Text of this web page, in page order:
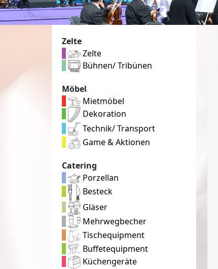
Zelte
Zelte
Bühnen/ Tribünen
Möbel
Mietmöbel
Dekoration
Technik/ Transport
Game & Aktionen
Catering
Porzellan
Besteck
Gläser
Mehrwegbecher
Tischequipment
Buffetequipment
Küchengeräte